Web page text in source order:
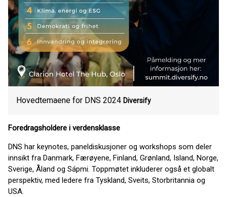
Hovedtemaene for DNS 2024 Diversify
Foredragsholdere i verdensklasse
DNS har keynotes, paneldiskusjoner og workshops som deler
innsikt fra Danmark, Færøyene, Finland, Grønland, Island, Norge,
Sverige, Åland og Sápmi. Toppmøtet inkluderer også et globalt
perspektiv, med ledere fra Tyskland, Sveits, Storbritannia og
USA.